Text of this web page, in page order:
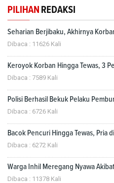
PILIHAN REDAKSI
Seharian Berjibaku, Akhirnya
Dibaca : 11626 Kali
Keroyok Korban Hingga Tewas, 3
Dibaca : 7589 Kali
Polisi Berhasil Bekuk Pelaku
Dibaca : 6726 Kali
Bacok Pencuri Hingga Tewas, Pria
Dibaca : 6272 Kali
Warga Inhil Meregang Nyawa
Dibaca : 11378 Kali